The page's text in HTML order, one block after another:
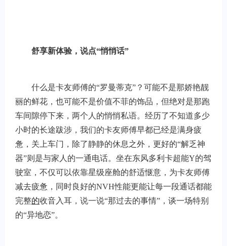
舒享新体验，说点“悄悄话”
什么是卡友师傅的“罗曼蒂克”？可能不是那娇艳靓
丽的鲜花，也可能不是价值不菲的饰品，但绝对是那跑
车间隙停下来，两个人的悄悄私语。经历了不知道多少
小时的长途跋涉，我们的卡友师傅早都已经是满身疲
惫，关上车门，除了静静的休息之外，更好的“解乏神
器”则是与家人的一通电话。坐在东风多利卡超能Y的驾
驶室，不仅可以依靠星级座舱的舒适惬意，为卡友师傅
减去疲惫，同时良好的NVH性能更能让每一段通话都能
完整的收音入耳，说一说“那过去的事情”，谈一场特别
的“异地恋”。